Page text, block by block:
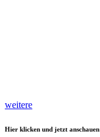
weitere
Hier klicken und jetzt